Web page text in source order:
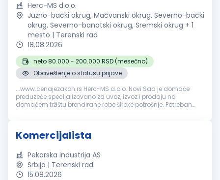
Herc-MS d.o.o.
Južno-bački okrug, Mačvanski okrug, Severno-bački
okrug, Severno-banatski okrug, Sremski okrug + 1
mesto | Terenski rad
18.08.2026
neto 80.000 - 200.000 RSD (mesečno)
Obaveštenje o statusu prijave
...www.cenajezakon.rs Herc-MS d.o.o. Novi Sad je domaće
preduzeće specijalizovano za uvoz, izvoz i prodaju na
domaćem tržištu brendirane robe široke potrošnje. Potreban
Komercijalista
Pekarska industrija AS
Srbija | Terenski rad
15.08.2026